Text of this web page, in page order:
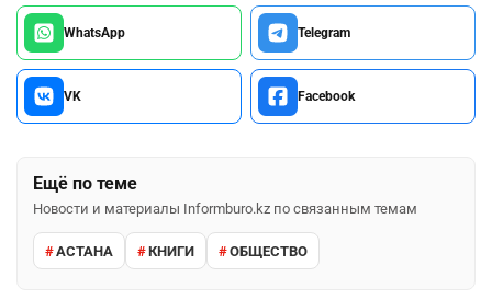
WhatsApp Telegram
VK Facebook
Ещё по теме
Новости и материалы Informburo.kz по связанным темам
АСТАНА КНИГИ ОБЩЕСТВО